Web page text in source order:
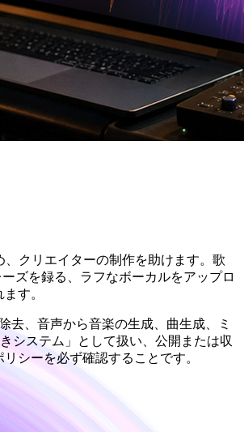
クリエイターの制作を助けます。歌
ズを録る、ラフなボーカルをアップロ
す。
去、音声から音楽の生成、曲生成、ミ
システム」として扱い、公開または収
シーを必ず確認することです。